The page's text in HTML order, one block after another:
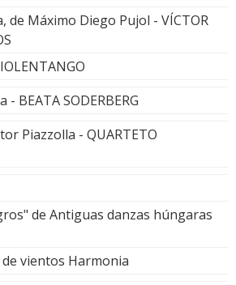
de Máximo Diego Pujol - VÍCTOR
BEATA SODERBERG
Piazzolla - QUARTETO
de Antiguas danzas húngaras
vientos Harmonia